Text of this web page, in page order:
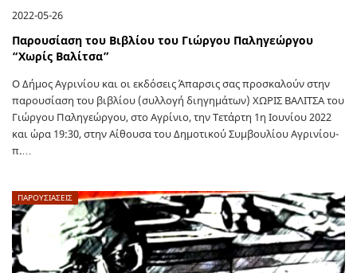
2022-05-26
Παρουσίαση του Βιβλίου του Γιώργου Παληγεώργου
“Χωρίς Βαλίτσα”
Ο Δήμος Αγρινίου και οι εκδόσεις Άπαρσις σας προσκαλούν στην
παρουσίαση του βιβλίου (συλλογή διηγημάτων) ΧΩΡΙΣ ΒΑΛΙΤΣΑ του
Γιώργου Παληγεώργου, στο Αγρίνιο, την Τετάρτη 1η Ιουνίου 2022
και ώρα 19:30, στην Αίθουσα του Δημοτικού Συμβουλίου Αγρινίου-
π.…
ΠΑΡΟΥΣΙΑΣΕΙΣ